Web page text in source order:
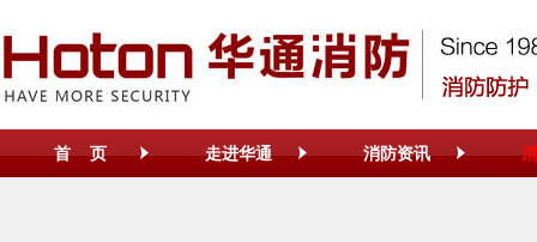
首 页 走进华通 消防资讯